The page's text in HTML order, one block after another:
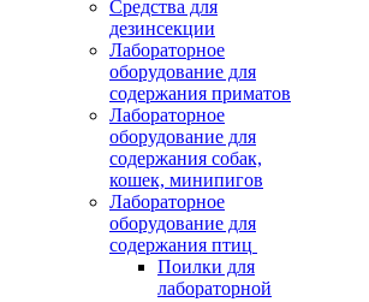
Средства для
дезинсекции
Лабораторное
оборудование для
содержания приматов
Лабораторное
оборудование для
содержания собак,
кошек, минипигов
Лабораторное
оборудование для
содержания птиц
Поилки для
лабораторной